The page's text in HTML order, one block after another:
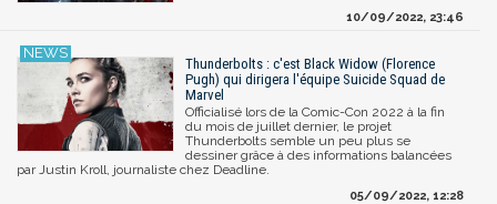
10/09/2022, 23:46
Thunderbolts : c'est Black Widow (Florence
Pugh) qui dirigera l'équipe Suicide Squad de
Marvel
Officialisé lors de la Comic-Con 2022 à la fin
du mois de juillet dernier, le projet
Thunderbolts semble un peu plus se
dessiner grâce à des informations balancées
par Justin Kroll, journaliste chez Deadline.
05/09/2022, 12:28